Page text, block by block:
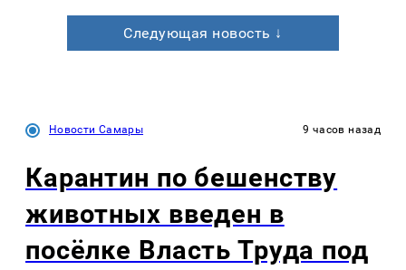
Следующая новость ↓
Новости Самары 9 часов назад
Карантин по бешенству
животных введен в
посёлке Власть Труда под